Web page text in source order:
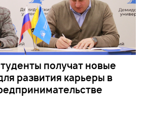
получат новые
развития карьеры в